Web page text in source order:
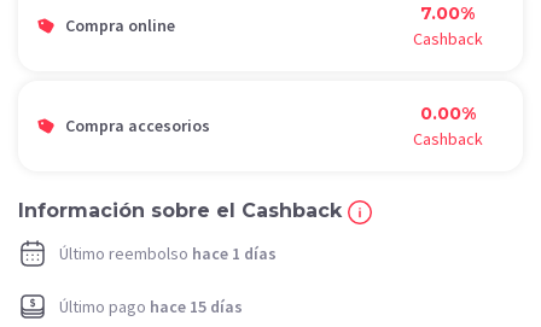
Compra online
7.00%
Cashback
Compra accesorios
0.00%
Cashback
Información sobre el Cashback
Último reembolso hace 1 días
Último pago hace 15 días